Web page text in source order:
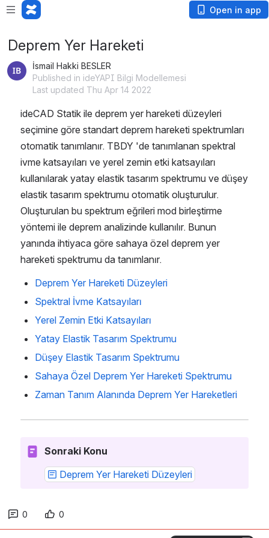
Open in app
Deprem Yer Hareketi
İsmail Hakki BESLER
Published in ideYAPI Bilgi Modellemesi
Last updated Thu Apr 14 2022
ideCAD Statik ile deprem yer hareketi düzeyleri
seçimine göre standart deprem hareketi spektrumları
otomatik tanımlanır. TBDY 'de tanımlanan spektral
ivme katsayıları ve yerel zemin etki katsayıları
kullanılarak yatay elastik tasarım spektrumu ve düşey
elastik tasarım spektrumu otomatik oluşturulur.
Oluşturulan bu spektrum eğrileri mod birleştirme
yöntemi ile deprem analizinde kullanılır. Bunun
yanında ihtiyaca göre sahaya özel deprem yer
hareketi spektrumu da tanımlanır.
Deprem Yer Hareketi Düzeyleri
Spektral İvme Katsayıları
Yerel Zemin Etki Katsayıları
Yatay Elastik Tasarım Spektrumu
Düşey Elastik Tasarım Spektrumu
Sahaya Özel Deprem Yer Hareketi Spektrumu
Zaman Tanım Alanında Deprem Yer Hareketleri
Sonraki Konu
Deprem Yer Hareketi Düzeyleri
0 0